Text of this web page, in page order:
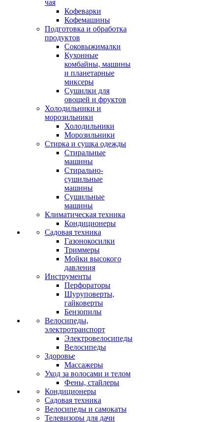
чая
Кофеварки
Кофемашины
Подготовка и обработка
продуктов
Соковыжималки
Кухонные
комбайны, машины
и планетарные
миксеры
Сушилки для
овощей и фруктов
Холодильники и
морозильники
Холодильники
Морозильники
Стирка и сушка одежды
Стиральные
машины
Стирально-
сушильные
машины
Сушильные
машины
Климатическая техника
Кондиционеры
Садовая техника
Газонокосилки
Триммеры
Мойки высокого
давления
Инструменты
Перфораторы
Шуруповерты,
гайковерты
Бензопилы
Велосипеды,
электротранспорт
Электровелосипеды
Велосипеды
Здоровье
Массажеры
Уход за волосами и телом
Фены, стайлеры
Кондиционеры
Садовая техника
Велосипеды и самокаты
Телевизоры для дачи